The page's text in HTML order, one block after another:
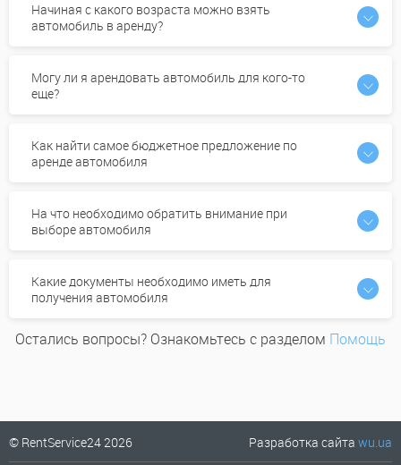
Начиная с какого возраста можно взять
автомобиль в аренду?
Могу ли я арендовать автомобиль для кого-то
еще?
Как найти самое бюджетное предложение по
аренде автомобиля
На что необходимо обратить внимание при
выборе автомобиля
Какие документы необходимо иметь для
получения автомобиля
Остались вопросы? Ознакомьтесь с разделом Помощь
© RentService24 2026 Разработка сайта wu.ua